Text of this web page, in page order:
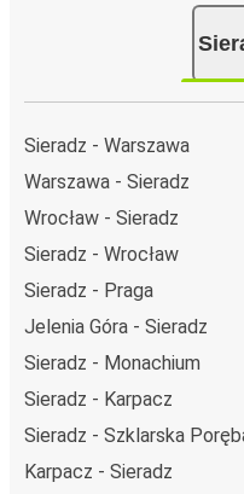
Sieradz - Warszawa
Warszawa - Sieradz
Wrocław - Sieradz
Sieradz - Wrocław
Sieradz - Praga
Jelenia Góra - Sieradz
Sieradz - Monachium
Sieradz - Karpacz
Sieradz - Szklarska
Karpacz - Sieradz